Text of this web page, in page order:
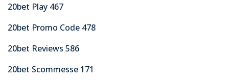
20bet Play 467
20bet Promo Code 478
20bet Reviews 586
20bet Scommesse 171